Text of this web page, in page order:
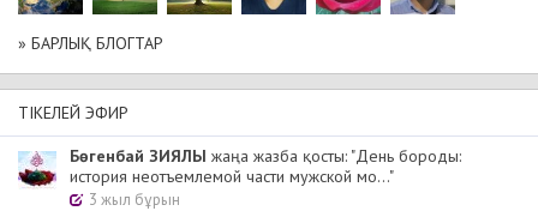
» БАРЛЫҚ БЛОГТАР
ТІКЕЛЕЙ ЭФИР
Бөгенбай ЗИЯЛЫ жаңа жазба қосты: "День бороды:
история неотъемлемой части мужской мо..."
3 жыл бұрын